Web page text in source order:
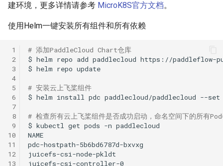
建环境，更多详情请参考 MicroK8S官方文档。
使用Helm一键安装所有组件和所有依赖
1
2
3
4
5
6
7
8
9
10
11
12
13
# 添加PaddleCloud Chart仓库
$ helm repo add paddlecloud
$ helm repo
# 安装云上飞桨组件
$ helm install pdc paddlecloud/paddlecloud --set
# 检查所有云上飞桨组件是否成功启动，命名空间下的所有
$ kubectl get pods -n
NAME
pdc-hostpath-5b6bd6787d-bxvxg
juicefs-csi-node-pkldt
juicefs-csi-controller-0